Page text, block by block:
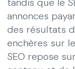
annonces
des résultats
enchères sur
SEO repose